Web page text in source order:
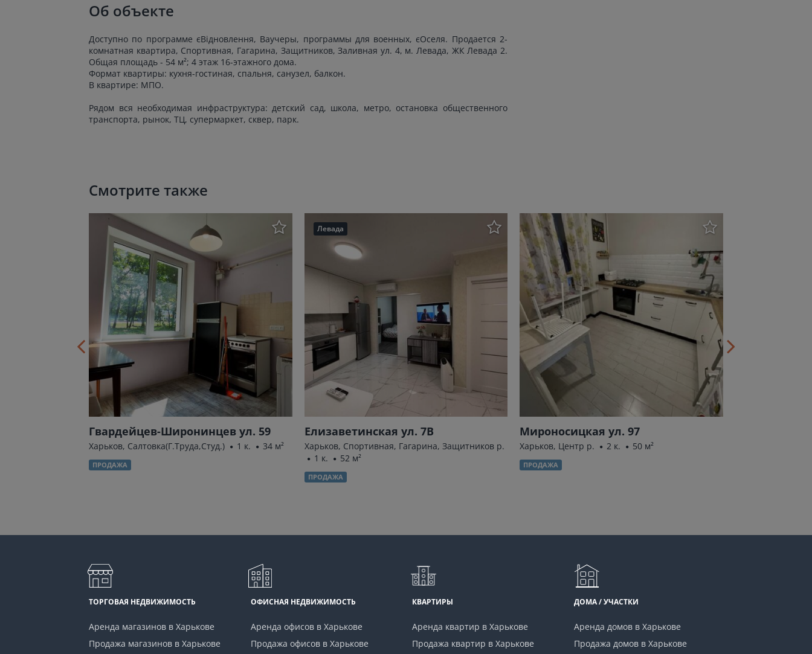
Об объекте
Доступно по программе єВідновлення, Ваучеры, программы для военных, єОселя. Продается 2-
комнатная квартира, Спортивная, Гагарина, Защитников, Заливная ул. 4, м. Левада, ЖК Левада 2.
Общая площадь - 54 м²; 4 этаж 16-этажного дома.
Формат квартиры: кухня-гостиная, спальня, санузел, балкон.
В квартире: МПО.
Рядом вся необходимая инфраструктура: детский сад, школа, метро, остановка общественного
транспорта, рынок, ТЦ, супермаркет, сквер, парк.
Смотрите также
Гвардейцев-Широнинцев ул. 59
Харьков, Салтовка(Г.Труда,Студ.) 1 к. 34 м²
ПРОДАЖА
Левада
Елизаветинская ул. 7В
Харьков, Спортивная, Гагарина, Защитников р.
1 к.
52 м²
ПРОДАЖА
Мироносицкая ул. 97
Харьков, Центр р. 2 к. 50 м²
ПРОДАЖА
ТОРГОВАЯ НЕДВИЖИМОСТЬ
Аренда магазинов в Харькове
Продажа магазинов в Харькове
ОФИСНАЯ НЕДВИЖИМОСТЬ
Аренда офисов в Харькове
Продажа офисов в Харькове
КВАРТИРЫ
Аренда квартир в Харькове
Продажа квартир в Харькове
ДОМА / УЧАСТКИ
Аренда домов в Харькове
Продажа домов в Харькове